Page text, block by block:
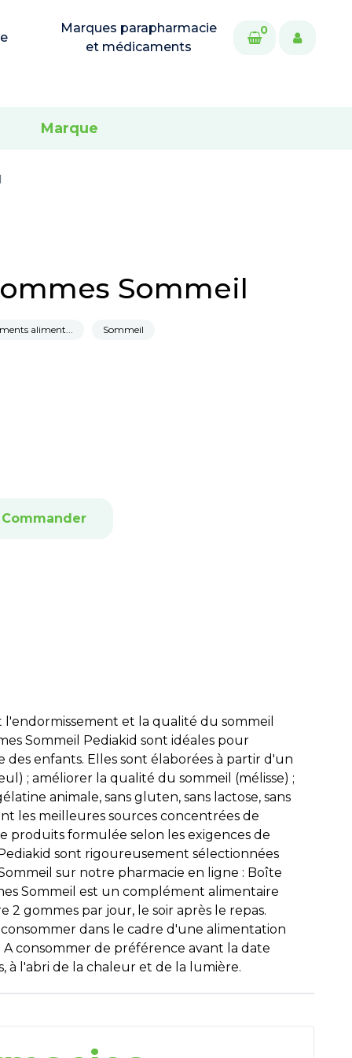
Marques parapharmacie
et médicaments
0
Marque
Sommeil
aliment... Sommeil
Commander
et la qualité du sommeil
Sommeil Pediakid sont idéales pour
enfants. Elles sont élaborées à partir d'un
; améliorer la qualité du sommeil (mélisse) ;
animale, sans gluten, sans lactose, sans
les meilleures sources concentrées de
produits formulée selon les exigences de
sont rigoureusement sélectionnées
sur notre pharmacie en ligne : Boîte
Sommeil est un complément alimentaire
gommes par jour, le soir après le repas.
dans le cadre d'une alimentation
consommer de préférence avant la date
à l'abri de la chaleur et de la lumière.